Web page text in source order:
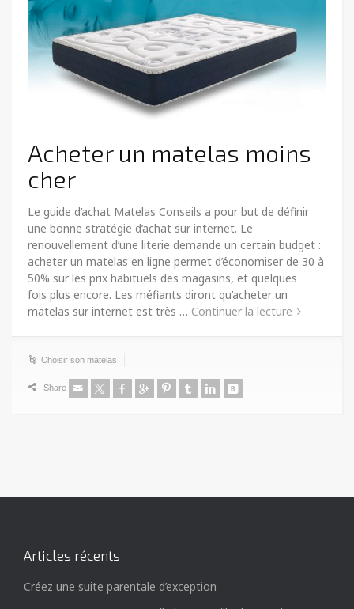
Acheter un matelas moins
cher
Le guide d’achat Matelas Conseils a pour but de définir
une bonne stratégie d’achat sur internet. Le
renouvellement d’une literie demande un certain budget :
acheter un matelas en ligne permet d’économiser de 30 à
50% sur les prix habituels des magasins, et quelques
fois plus encore. Les méfiants diront qu’acheter un
matelas sur internet est très … Continuer la lecture
Choisir son matelas
Share
Articles récents
Créez une suite parentale d’exception